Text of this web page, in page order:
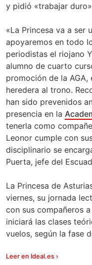
y pidió «trabajar
«La Princesa va a ser
apoyaremos en todo
periodistas el riojano
alumno de cuarto
promoción de la AGA,
heredera al trono.
han sido prevenidos
presencia en la
tenerla como
Leonor cumple con
disciplinario se
Puerta, jefe del
La Princesa de
viernes, su jornada
con sus compañeros
iniciará las clases
vuelos, según la fase
Leer en Ideal.es ›